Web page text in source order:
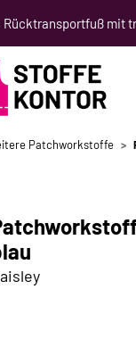
Rücktransportfuß mit
NÄHKURSE
Patchworkstoffe